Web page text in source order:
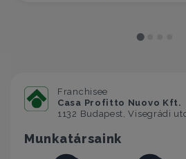
Franchisee
Casa Profitto Nuovo Kft.
1132 Budapest, Visegrádi
Munkatársaink